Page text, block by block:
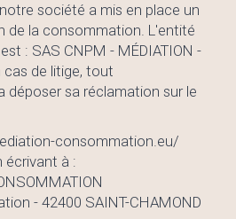
société a mis en place un
de la consommation. L'entité
: SAS CNPM - MÉDIATION -
cas de litige, tout
déposer sa réclamation sur le
consommation.eu/
écrivant à :
- 42400 SAINT-CHAMOND